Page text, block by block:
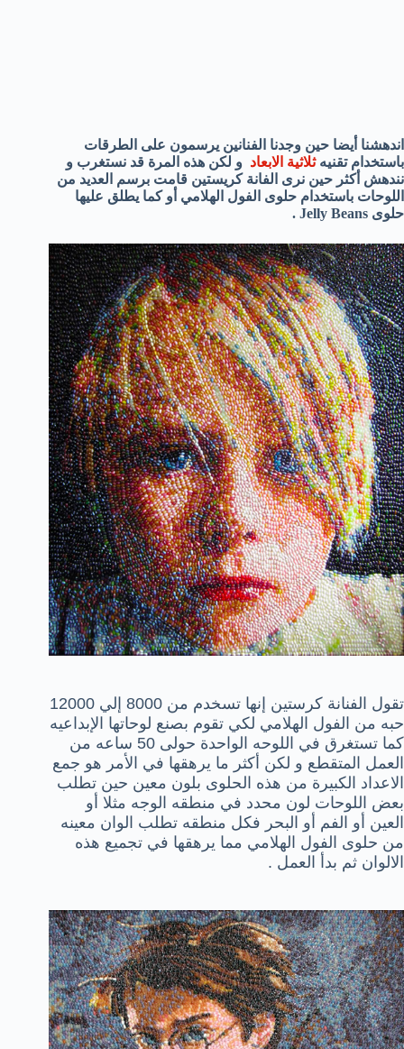
اندهشنا أيضا حين وجدنا الفنانين يرسمون على الطرقات
باستخدام تقنيه ثلاثية الابعاد و لكن هذه المرة قد نستغرب و
نندهش أكثر حين نرى الفانةكريستين قامت برسم العديد من
اللوحات باستخدام حلوى الفول الهلامي أو كما يطلق عليها
حلوى Jelly Beans .
تقول الفنانة كرستين إنها تسخدم من 8000 إلي 12000
حبه من الفول الهلامي لكي تقوم بصنع لوحاتها الإبداعيه
كما تستغرق في اللوحه الواحدة حولى 50 ساعه من
العمل المتقطع و لكن أكثر ما يرهقها في الأمر هو جمع
الاعداد الكبيرة من هذه الحلوى بلون معين حين تطلب
بعض اللوحات لون محدد في منطقه الوجه مثلا أو
العين أو الفم أو البحر فكل منطقه تطلب الوان معينه
من حلوى الفول الهلامي مما يرهقها في تجميع هذه
الالوان ثم بدأ العمل .